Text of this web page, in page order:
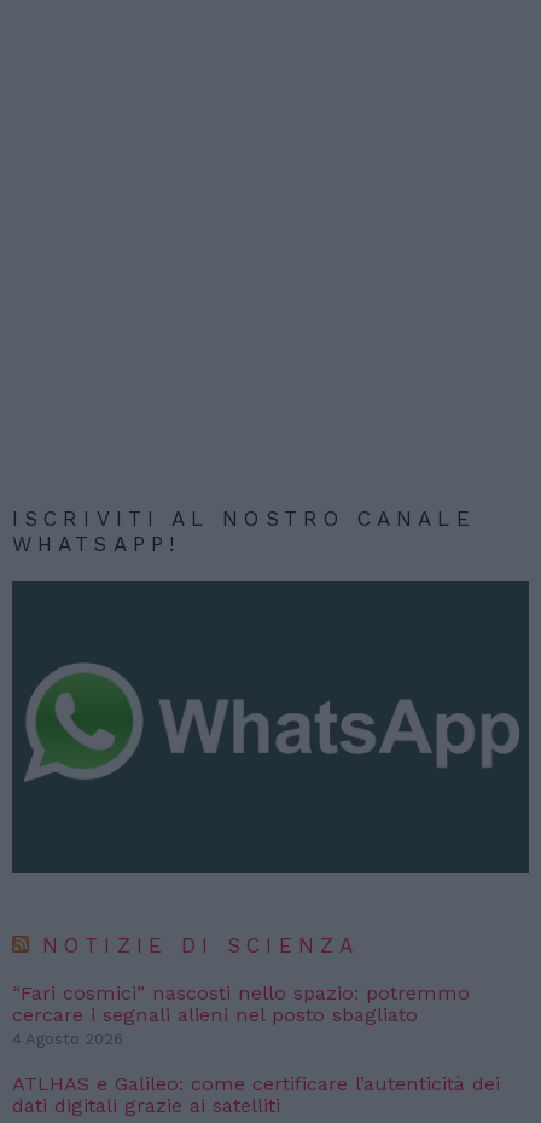
ISCRIVITI AL NOSTRO CANALE
WHATSAPP!
NOTIZIE DI SCIENZA
“Fari cosmici” nascosti nello spazio: potremmo
cercare i segnali alieni nel posto sbagliato
4 Agosto 2026
ATLHAS e Galileo: come certificare l’autenticità dei
dati digitali grazie ai satelliti